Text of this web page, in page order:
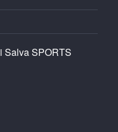
Salva SPORTS